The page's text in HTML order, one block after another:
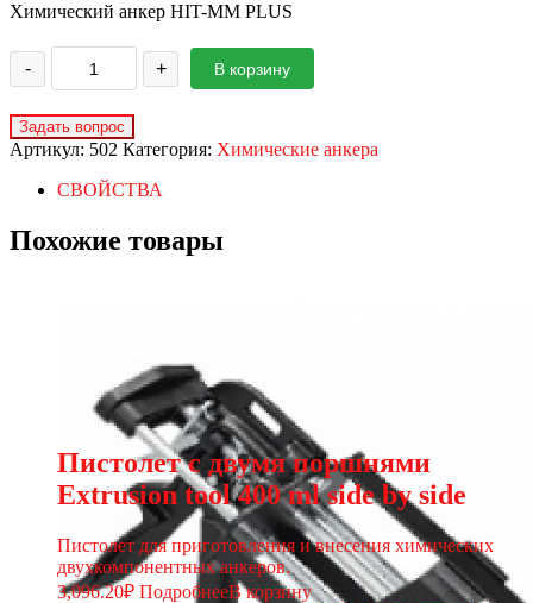
Химический анкер HIT-MM PLUS
- + В корзину
Артикул: 502 Категория: Химические анкера
СВОЙСТВА
Похожие товары
Пистолет с двумя поршнями
Extrusion tool 400 ml side by side
Пистолет для приготовления и внесения химических
двухкомпонентных анкеров.
3,096.20₽ ПодробнееВ корзину